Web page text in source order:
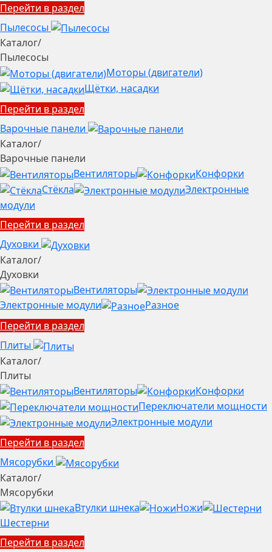
Перейти в раздел
Пылесосы
Каталог/
Пылесосы
Моторы (двигатели)
Щётки, насадки
Перейти в раздел
Варочные панели
Каталог/
Варочные панели
Вентиляторы
Конфорки
Стёкла
Электронные
модули
Перейти в раздел
Духовки
Каталог/
Духовки
Вентиляторы
Электронные модули
Разное
Перейти в раздел
Плиты
Каталог/
Плиты
Вентиляторы
Конфорки
Переключатели мощности
Электронные модули
Перейти в раздел
Мясорубки
Каталог/
Мясорубки
Втулки шнека
Ножи
Шестерни
Перейти в раздел